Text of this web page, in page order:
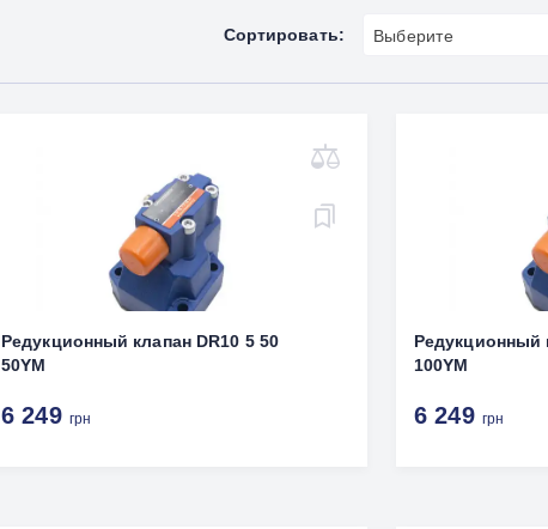
Сортировать: Выберите
Редукционный клапан DR10 5 50
50YM
6 249 грн
Редукционный
100YM
6 249 грн